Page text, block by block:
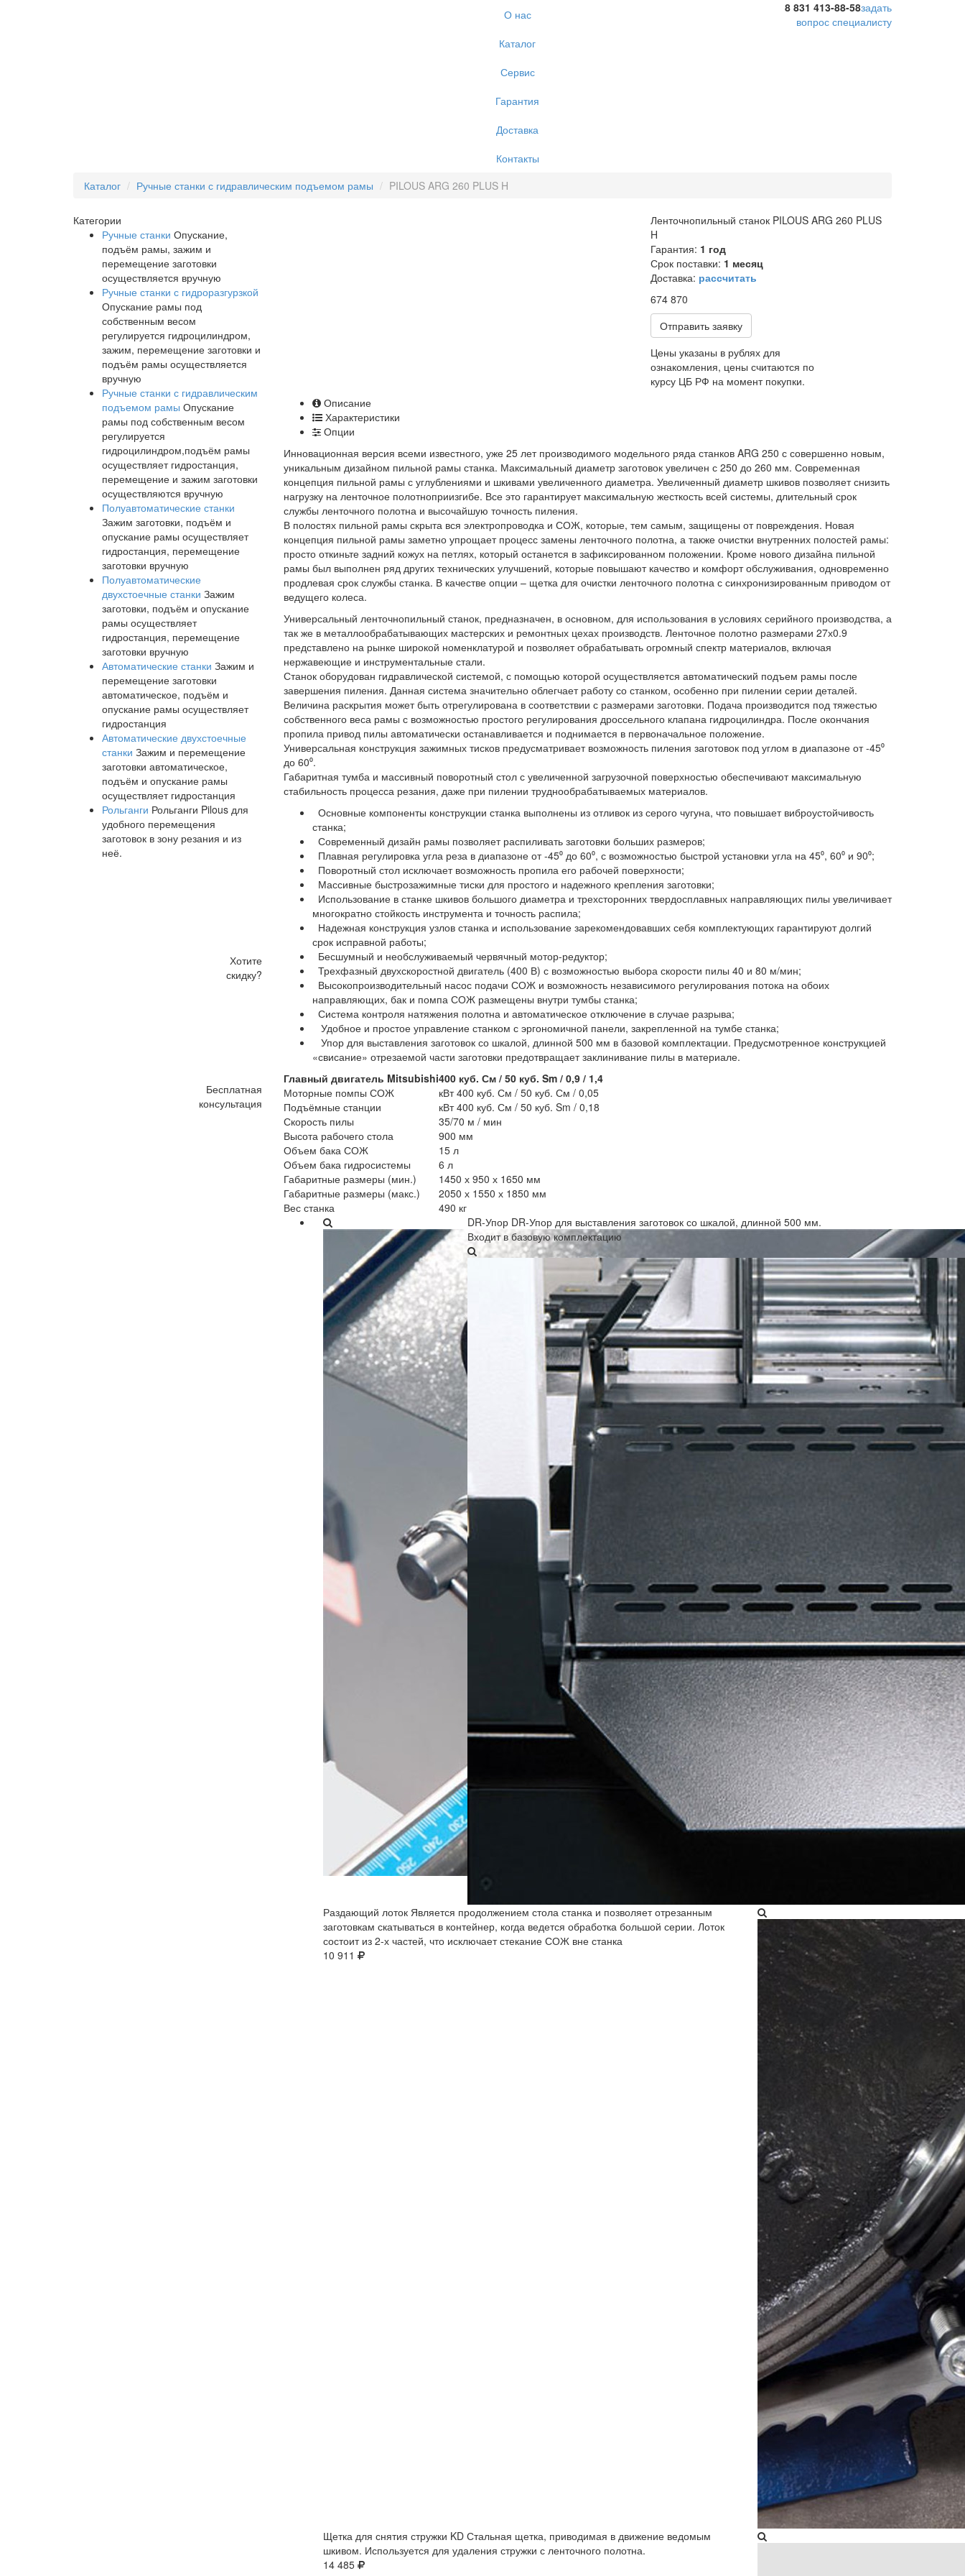
О нас
Каталог
Сервис
Гарантия
Доставка
Контакты
8 831 413-88-58задать
вопрос специалисту
Каталог Ручные станки с гидравлическим подъемом рамы PILOUS ARG 260 PLUS H
Категории
Ручные станки Опускание,
подъём рамы, зажим и
перемещение заготовки
осуществляется вручную
Ручные станки с гидроразгурзкой
Опускание рамы под
собственным весом
регулируется гидроцилиндром,
зажим, перемещение заготовки и
подъём рамы осуществляется
вручную
Ручные станки с гидравлическим
подъемом рамы Опускание
рамы под собственным весом
регулируется
гидроцилиндром,подъём рамы
осуществляет гидростанция,
перемещение и зажим заготовки
осуществляются вручную
Полуавтоматические станки
Зажим заготовки, подъём и
опускание рамы осуществляет
гидростанция, перемещение
заготовки вручную
Полуавтоматические
двухстоечные станки Зажим
заготовки, подъём и опускание
рамы осуществляет
гидростанция, перемещение
заготовки вручную
Автоматические станки Зажим и
перемещение заготовки
автоматическое, подъём и
опускание рамы осуществляет
гидростанция
Автоматические двухстоечные
станки Зажим и перемещение
заготовки автоматическое,
подъём и опускание рамы
осуществляет гидростанция
Рольганги Рольганги Pilous для
удобного перемещения
заготовок в зону резания и из
неё.
Хотите
скидку?
Бесплатная
консультация
Ленточнопильный станок PILOUS ARG 260 PLUS
H
Гарантия: 1 год
Срок поставки: 1 месяц
Доставка: рассчитать
674 870
Отправить заявку
Цены указаны в рублях для
ознакомления, цены считаются по
курсу ЦБ РФ на момент покупки.
Описание
Характеристики
Опции
Инновационная версия всеми известного, уже 25 лет производимого модельного ряда станков ARG 250 с совершенно новым,
уникальным дизайном пильной рамы станка. Максимальный диаметр заготовок увеличен с 250 до 260 мм. Современная
концепция пильной рамы с углублениями и шкивами увеличенного диаметра. Увеличенный диаметр шкивов позволяет снизить
нагрузку на ленточное полотноприизгибе. Все это гарантирует максимальную жесткость всей системы, длительный срок
службы ленточного полотна и высочайшую точность пиления.
В полостях пильной рамы скрыта вся электропроводка и СОЖ, которые, тем самым, защищены от повреждения. Новая
концепция пильной рамы заметно упрощает процесс замены ленточного полотна, а также очистки внутренних полостей рамы:
просто откиньте задний кожух на петлях, который останется в зафиксированном положении. Кроме нового дизайна пильной
рамы был выполнен ряд других технических улучшений, которые повышают качество и комфорт обслуживания, одновременно
продлевая срок службы станка. В качестве опции – щетка для очистки ленточного полотна с синхронизированным приводом от
ведущего колеса.
Универсальный ленточнопильный станок, предназначен, в основном, для использования в условиях серийного производства, а
так же в металлообрабатывающих мастерских и ремонтных цехах производств. Ленточное полотно размерами 27х0.9
представлено на рынке широкой номенклатурой и позволяет обрабатывать огромный спектр материалов, включая
нержавеющие и инструментальные стали.
Станок оборудован гидравлической системой, с помощью которой осуществляется автоматический подъем рамы после
завершения пиления. Данная система значительно облегчает работу со станком, особенно при пилении серии деталей.
Величина раскрытия может быть отрегулирована в соответствии с размерами заготовки. Подача производится под тяжестью
собственного веса рамы с возможностью простого регулирования дроссельного клапана гидроцилиндра. После окончания
пропила привод пилы автоматически останавливается и поднимается в первоначальное положение.
Универсальная конструкция зажимных тисков предусматривает возможность пиления заготовок под углом в диапазоне от -45⁰
до 60⁰.
Габаритная тумба и массивный поворотный стол с увеличенной загрузочной поверхностью обеспечивают максимальную
стабильность процесса резания, даже при пилении труднообрабатываемых материалов.
Основные компоненты конструкции станка выполнены из отливок из серого чугуна, что повышает виброустойчивость
станка;
Современный дизайн рамы позволяет распиливать заготовки больших размеров;
Плавная регулировка угла реза в диапазоне от -45⁰ до 60⁰, с возможностью быстрой установки угла на 45⁰, 60⁰ и 90⁰;
Поворотный стол исключает возможность пропила его рабочей поверхности;
Массивные быстрозажимные тиски для простого и надежного крепления заготовки;
Использование в станке шкивов большого диаметра и трехсторонних твердосплавных направляющих пилы увеличивает
многократно стойкость инструмента и точность распила;
Надежная конструкция узлов станка и использование зарекомендовавших себя комплектующих гарантируют долгий
срок исправной работы;
Бесшумный и необслуживаемый червячный мотор-редуктор;
Трехфазный двухскоростной двигатель (400 В) с возможностью выбора скорости пилы 40 и 80 м/мин;
Высокопроизводительный насос подачи СОЖ и возможность независимого регулирования потока на обоих
направляющих, бак и помпа СОЖ размещены внутри тумбы станка;
Система контроля натяжения полотна и автоматическое отключение в случае разрыва;
Удобное и простое управление станком с эргономичной панели, закрепленной на тумбе станка;
Упор для выставления заготовок со шкалой, длинной 500 мм в базовой комплектации. Предусмотренное конструкцией
«свисание» отрезаемой части заготовки предотвращает заклинивание пилы в материале.
Главный двигатель Mitsubishi400 куб. См / 50 куб. Sm / 0,9 / 1,4
Моторные помпы СОЖ
кВт 400 куб. См / 50 куб. См / 0,05
Подъёмные станции
кВт 400 куб. См / 50 куб. Sm / 0,18
Скорость пилы
35/70 м / мин
Высота рабочего стола
900 мм
Объем бака СОЖ
15 л
Объем бака гидросистемы
6 л
Габаритные размеры (мин.)
1450 х 950 х 1650 мм
Габаритные размеры (макс.)
2050 х 1550 х 1850 мм
Вес станка
490 кг
DR-Упор DR-Упор для выставления заготовок со шкалой, длинной 500 мм.
Входит в базовую комплектацию
Раздающий лоток​ Является продолжением стола станка и позволяет отрезанным
заготовкам скатываться в контейнер, когда ведется обработка большой серии. Лоток
состоит из 2-х частей, что исключает стекание СОЖ вне станка
10 911
Щетка для снятия стружки KD​ Стальная щетка, приводимая в движение ведомым
шкивом. Используется для удаления стружки с ленточного полотна.
14 485